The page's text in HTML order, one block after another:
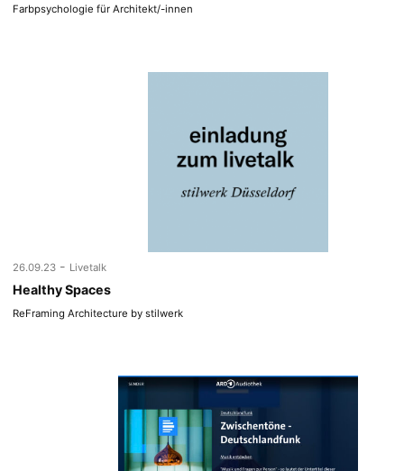
Farbpsychologie für Architekt/-innen
26.09.23 - Livetalk
Healthy Spaces
ReFraming Architecture by stilwerk